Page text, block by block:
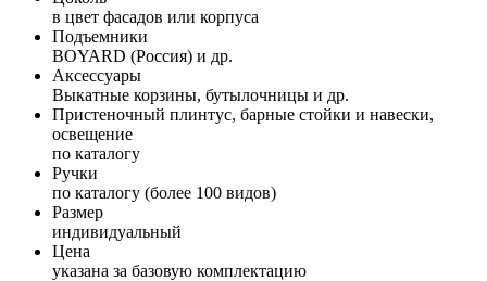
в цвет фасадов или корпуса
Подъемники
BOYARD (Россия) и др.
Аксессуары
Выкатные корзины, бутылочницы и др.
Пристеночный плинтус, барные стойки и навески,
освещение
по каталогу
Ручки
по каталогу (более 100 видов)
Размер
индивидуальный
Цена
указана за базовую комплектацию